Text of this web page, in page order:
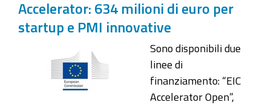
Accelerator: 634 milioni di euro per
startup e PMI innovative
Sono disponibili due
linee di
finanziamento: “EIC
Accelerator Open”,